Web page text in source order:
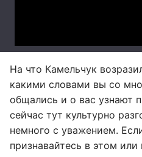
На что Камельчук
какими словами вы со
общались и о вас узнают
сейчас тут культурно
немного с уважением.
признавайтесь в этом или